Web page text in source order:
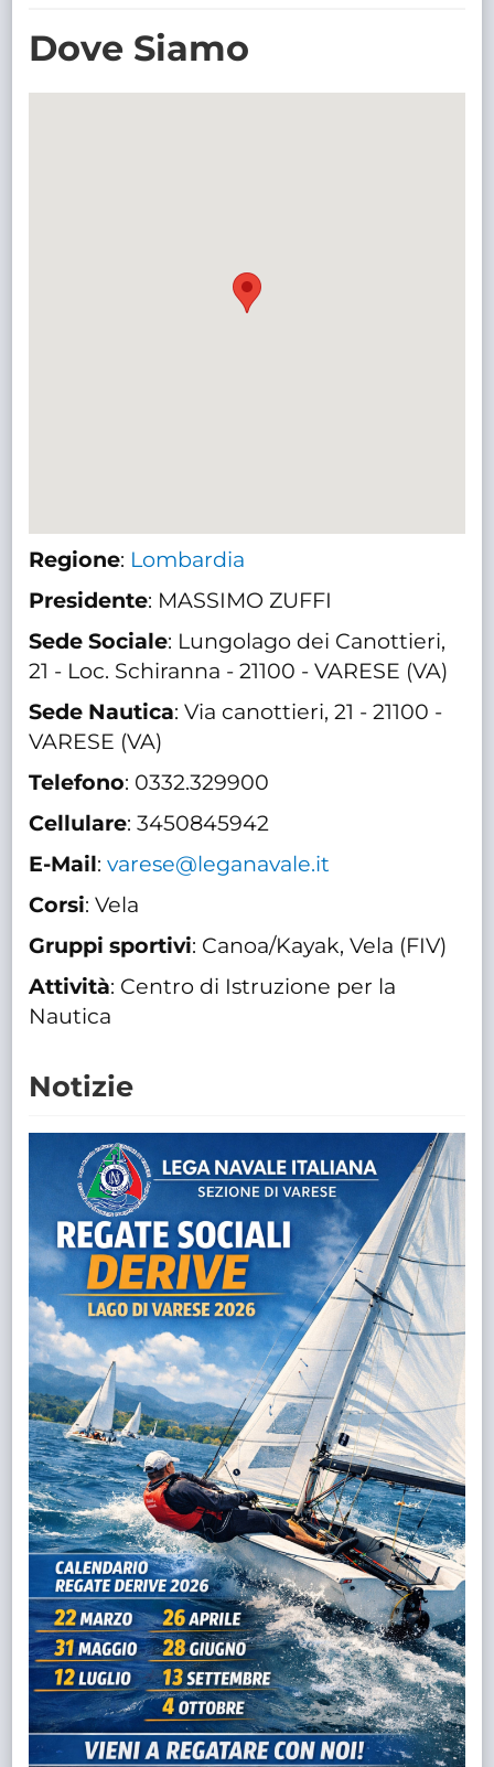
Dove Siamo
Regione: Lombardia
Presidente: MASSIMO ZUFFI
Sede Sociale: Lungolago dei Canottieri,
21 - Loc. Schiranna - 21100 - VARESE (VA)
Sede Nautica: Via canottieri, 21 - 21100 -
VARESE (VA)
Telefono: 0332.329900
Cellulare: 3450845942
E-Mail:varese@leganavale.it
Corsi: Vela
Gruppi sportivi: Canoa/Kayak, Vela (FIV)
Attività: Centro di Istruzione per la
Nautica
Notizie